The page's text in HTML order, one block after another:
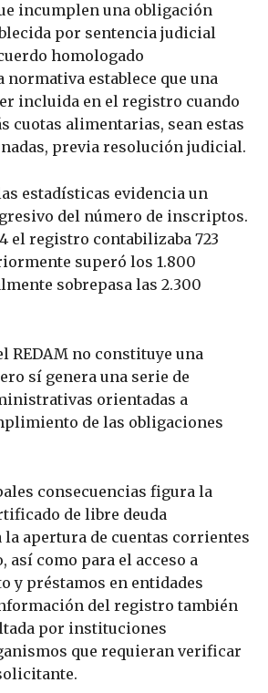
incumplen una obligación
por sentencia judicial
homologado
normativa establece que una
incluida en el registro cuando
cuotas alimentarias, sean estas
previa resolución judicial.
estadísticas evidencia un
del número de inscriptos.
el registro contabilizaba 723
superó los 1.800
sobrepasa las 2.300
REDAM no constituye una
sí genera una serie de
orientadas a
de las obligaciones
consecuencias figura la
de libre deuda
apertura de cuentas corrientes
así como para el acceso a
y préstamos en entidades
del registro también
por instituciones
que requieran verificar